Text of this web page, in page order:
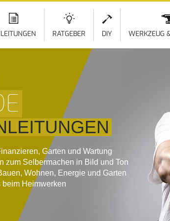
RATGEBER DIY WERKZEUG
Garten und Wartung
zum Selbermachen in Bild und Ton
Wohnen, Energie und Garten
Heimwerken